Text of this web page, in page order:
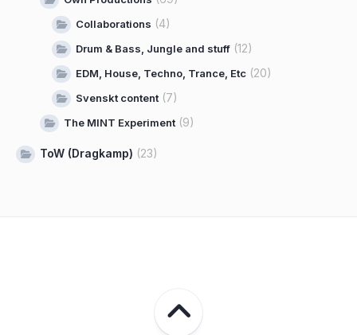
Collaborations (4)
Drum & Bass, Jungle and stuff (12)
EDM, House, Techno, Trance, Etc (20)
Svenskt content(7)
The MINT Experiment(9)
ToW (Dragkamp) (23)